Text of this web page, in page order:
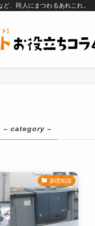
ど、同人にまつわるあれこれ。
– category –
基礎知識